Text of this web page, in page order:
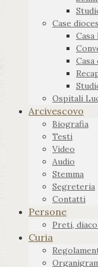
Case
Ospitali
Arcivescovo
Biografia
Testi
Video
Audio
Stemma
Segreteria
Contatti
Persone
Preti,
Curia